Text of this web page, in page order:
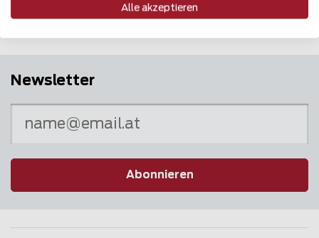
Newsletter
Abonnieren
Alle akzeptieren